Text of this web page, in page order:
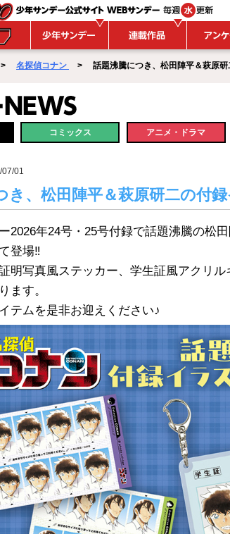
名探偵コナン > 話題沸騰につき、松田陣平＆萩原研
コミックス アニメ・ドラマ
01
き、松田陣平＆萩原研二の付
2026年24号・25号付録で話題沸騰の松
登場‼
明写真風ステッカー、学生証風アクリ
ます。
テムを是非お迎えください♪